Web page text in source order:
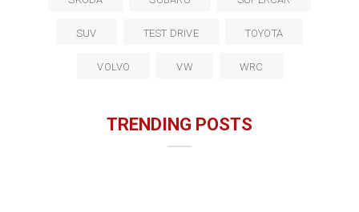
SUV TEST DRIVE TOYOTA
VOLVO VW WRC
TRENDING POSTS